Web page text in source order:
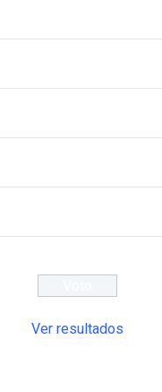
Ver resultados